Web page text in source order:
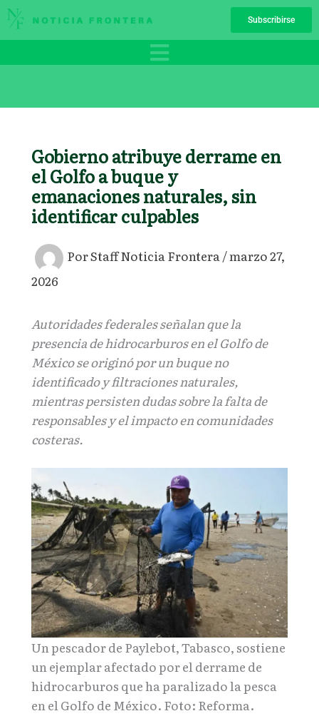
Ir
al
Subscribirse
Gobierno atribuye derrame en
el Golfo a buque y
emanaciones naturales, sin
identificar culpables
PorStaff Noticia Frontera/marzo 27,
2026
Autoridades federales señalan que la
presencia de hidrocarburos en el Golfo de
México se originó por un buque no
identificado y filtraciones naturales,
mientras persisten dudas sobre la falta de
responsables y el impacto en comunidades
costeras.
Un pescador de Paylebot, Tabasco, sostiene
un ejemplar afectado por el derrame de
hidrocarburos que ha paralizado la pesca
en el Golfo de México. Foto: Reforma.